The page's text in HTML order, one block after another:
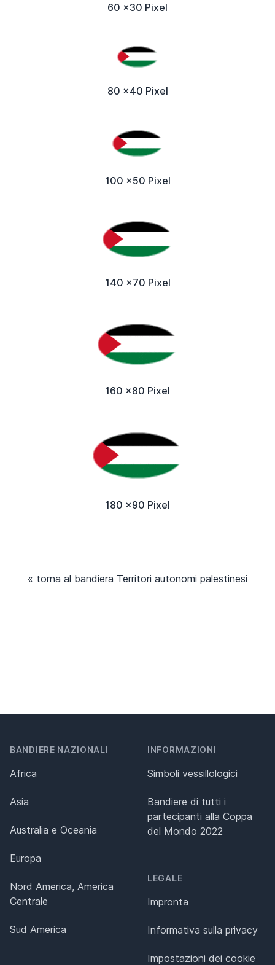
60 x30 Pixel
80 x40 Pixel
100 x50 Pixel
140 x70 Pixel
160 x80 Pixel
180 x90 Pixel
« torna al bandiera Territori autonomi palestinesi
BANDIERE NAZIONALI
Africa
Asia
Australia e Oceania
Europa
Nord America, America
Centrale
Sud America
INFORMAZIONI
Simboli vessillologici
Bandiere di tutti i
partecipanti alla Coppa
del Mondo 2022
LEGALE
Impronta
Informativa sulla privacy
Impostazioni dei cookie